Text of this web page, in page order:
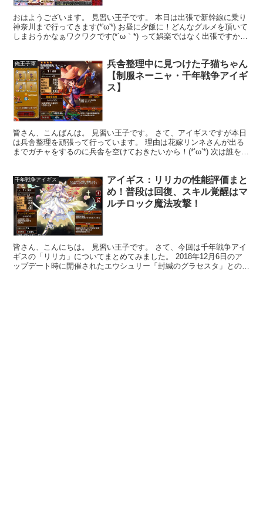
おはようございます。 見習い王子です。 本日は出張で新幹線に乗り
神奈川まで行ってきます(*'ω'*) お昼に夕飯に！どんなグルメを頂いて
しまおうかなぁワクワクです(*´ω｀*) って娯楽ではなく出張ですから
俺王子軍
兵舎整理中に見つけた子猫ちゃん
【制服ネーニャ・千年戦争アイギ
ス】
皆さん、こんばんは。 見習い王子です。 さて、アイギスですが本日
は兵舎整理を頑張って行っています。 理由は花嫁リンネさんが出る
までガチャをするのに兵舎を空けておきたいから！(*’ω’*) 次は誰を煮
千年戦争アイギス
アイギス：リリカの性能評価まと
め！普段は回復、スキル覚醒はマ
ルチロック魔法攻撃！
皆さん、こんにちは。 見習い王子です。 さて、今回は千年戦争アイ
ギスの「リリカ」についてまとめてみました。 2018年12月6日のア
ップデート時に開催されたエウシュリー「封緘のグラセスタ」とのコ